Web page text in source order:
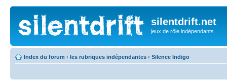
silentdrift.net
jeux de rôle indépendants
Index du forum ‹ les rubriques indépendantes ‹ Silence Indigo